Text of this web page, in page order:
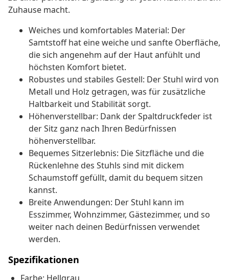
Zuhause macht.
Weiches und komfortables Material: Der
Samtstoff hat eine weiche und sanfte Oberfläche,
die sich angenehm auf der Haut anfühlt und
höchsten Komfort bietet.
Robustes und stabiles Gestell: Der Stuhl wird von
Metall und Holz getragen, was für zusätzliche
Haltbarkeit und Stabilität sorgt.
Höhenverstellbar: Dank der Spaltdruckfeder ist
der Sitz ganz nach Ihren Bedürfnissen
höhenverstellbar.
Bequemes Sitzerlebnis: Die Sitzfläche und die
Rückenlehne des Stuhls sind mit dickem
Schaumstoff gefüllt, damit du bequem sitzen
kannst.
Breite Anwendungen: Der Stuhl kann im
Esszimmer, Wohnzimmer, Gästezimmer, und so
weiter nach deinen Bedürfnissen verwendet
werden.
Spezifikationen